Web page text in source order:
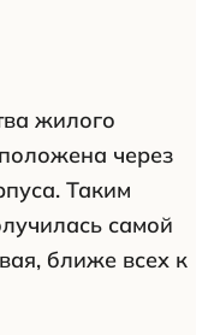
жилого
через
Таким
самой
ближе всех к